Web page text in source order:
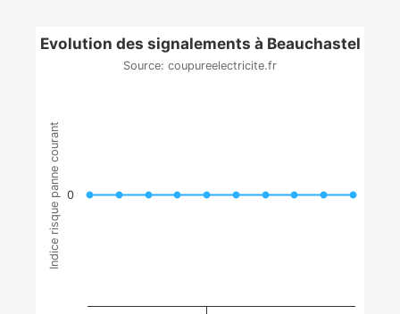
Indice risque panne courant
Evolution des signalements à Beauchastel
Source: coupureelectricite.fr
0